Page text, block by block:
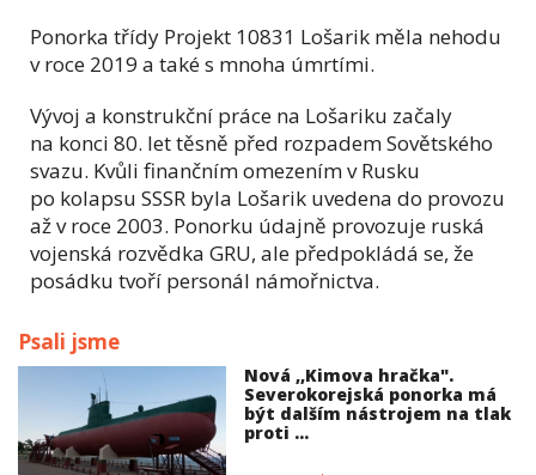
Ponorka třídy Projekt 10831 Lošarik měla nehodu
v roce 2019 a také s mnoha úmrtími.
Vývoj a konstrukční práce na Lošariku začaly
na konci 80. let těsně před rozpadem Sovětského
svazu. Kvůli finančním omezením v Rusku
po kolapsu SSSR byla Lošarik uvedena do provozu
až v roce 2003. Ponorku údajně provozuje ruská
vojenská rozvědka GRU, ale předpokládá se, že
posádku tvoří personál námořnictva.
Psali jsme
Nová ,,Kimova hračka".
Severokorejská ponorka má
být dalším nástrojem na tlak
proti ...